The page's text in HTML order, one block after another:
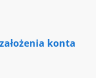
konta